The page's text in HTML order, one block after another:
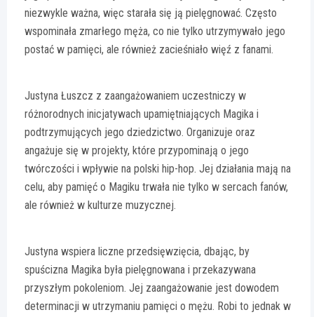
niezwykle ważna, więc starała się ją pielęgnować. Często
wspominała zmarłego męża, co nie tylko utrzymywało jego
postać w pamięci, ale również zacieśniało więź z fanami.
Justyna Łuszcz z zaangażowaniem uczestniczy w
różnorodnych inicjatywach upamiętniających Magika i
podtrzymujących jego dziedzictwo. Organizuje oraz
angażuje się w projekty, które przypominają o jego
twórczości i wpływie na polski hip-hop. Jej działania mają na
celu, aby pamięć o Magiku trwała nie tylko w sercach fanów,
ale również w kulturze muzycznej.
Justyna wspiera liczne przedsięwzięcia, dbając, by
spuścizna Magika była pielęgnowana i przekazywana
przyszłym pokoleniom. Jej zaangażowanie jest dowodem
determinacji w utrzymaniu pamięci o mężu. Robi to jednak w